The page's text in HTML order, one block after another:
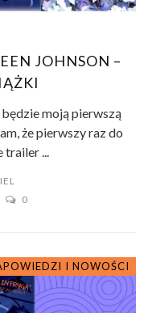
JOHNSON –
moją pierwszą
że pierwszy raz do
...
0
I NOWOŚCI